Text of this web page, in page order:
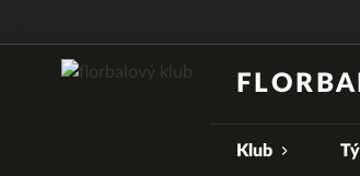
Klub